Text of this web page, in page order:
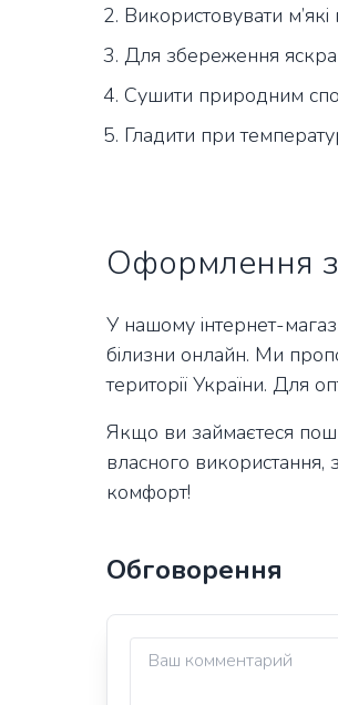
Використовувати
Для збереження
Сушити природним
Гладити при
Оформлення
У нашому інтернет-
білизни онлайн. Ми
території України. Для
Якщо ви займаєтеся
власного використання,
комфорт!
Обговорення